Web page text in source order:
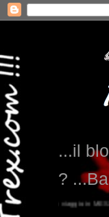
...il
?
2023... clikka qui !!!